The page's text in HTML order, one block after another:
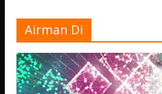
Airman Di